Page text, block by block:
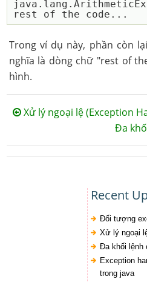
Trong ví dụ này, phần còn
nghĩa là dòng chữ "rest of
hình.
Xử lý ngoại lệ (Exception
Đa
Recent
Đối tượng
Xử lý ngoại
Đa khối lệnh
Exception
trong java